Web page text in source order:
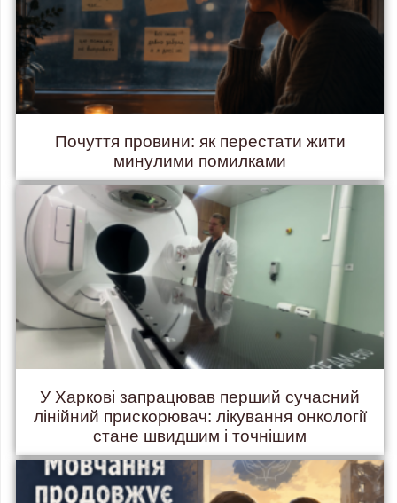
Почуття провини: як перестати жити
минулими помилками
У Харкові запрацював перший сучасний
лінійний прискорювач: лікування онкології
стане швидшим і точнішим